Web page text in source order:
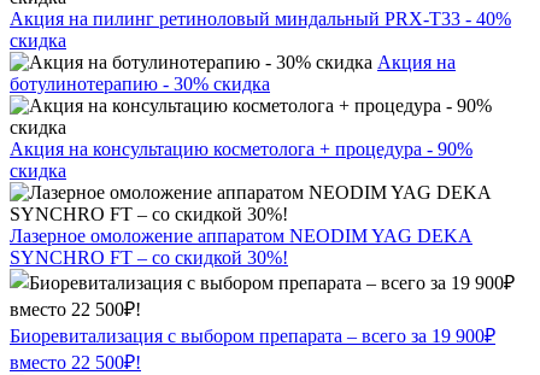
Акция на пилинг ретиноловый миндальный PRX-T33 - 40%
скидка
Акция на
ботулинотерапию - 30% скидка
Акция на консультацию косметолога + процедура - 90%
скидка
Лазерное омоложение аппаратом NEODIM YAG DEKA
SYNCHRO FT – со скидкой 30%!
Биоревитализация с выбором препарата – всего за 19 900₽
вместо 22 500₽!